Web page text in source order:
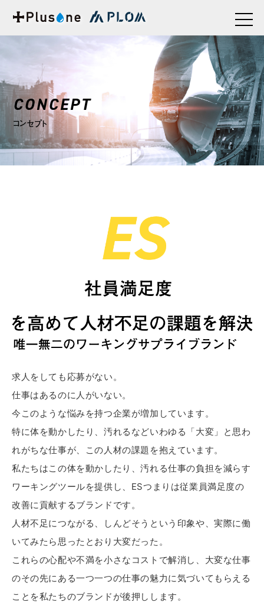
CONCEPT
コンセプト
求人をしても応募がない。
仕事はあるのに人がいない。
今このような悩みを持つ企業が増加しています。
特に体を動かしたり、汚れるなどいわゆる「大変」と思わ
れがちな仕事が、この人材の課題を抱えています。
私たちはこの体を動かしたり、汚れる仕事の負担を減らす
ワーキングツールを提供し、ESつまりは従業員満足度の
改善に貢献するブランドです。
人材不足につながる、しんどそうという印象や、実際に働
いてみたら思ったとおり大変だった。
これらの心配や不満を小さなコストで解消し、大変な仕事
のその先にある一つ一つの仕事の魅力に気づいてもらえる
ことを私たちのブランドが後押しします。